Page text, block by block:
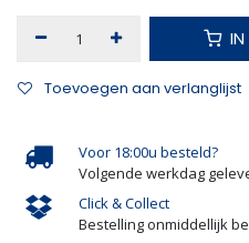
Toevoegen aan verlanglijst
Voor 18:00u besteld?
Volgende werkdag
Click & Collect
Bestelling onmiddellijk